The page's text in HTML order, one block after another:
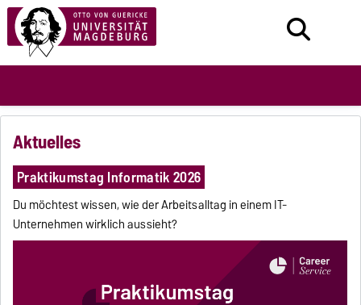
Aktuelles
Praktikumstag Informatik 2026
Du möchtest wissen, wie der Arbeitsalltag in einem IT-
Unternehmen wirklich aussieht?